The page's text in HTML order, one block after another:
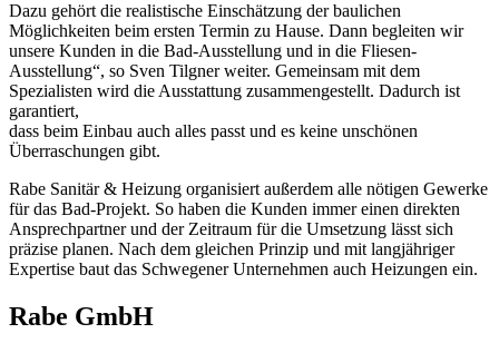
Dazu gehört die realistische Einschätzung der baulichen
Möglichkeiten beim ersten Termin zu Hause. Dann begleiten wir
unsere Kunden in die Bad-Ausstellung und in die Fliesen-
Ausstellung“, so Sven Tilgner weiter. Gemeinsam mit dem
Spezialisten wird die Ausstattung zusammengestellt. Dadurch ist
garantiert,
dass beim Einbau auch alles passt und es keine unschönen
Überraschungen gibt.
Rabe Sanitär & Heizung organisiert außerdem alle nötigen Gewerke
für das Bad-Projekt. So haben die Kunden immer einen direkten
Ansprechpartner und der Zeitraum für die Umsetzung lässt sich
präzise planen. Nach dem gleichen Prinzip und mit langjähriger
Expertise baut das Schwegener Unternehmen auch Heizungen ein.
Rabe GmbH